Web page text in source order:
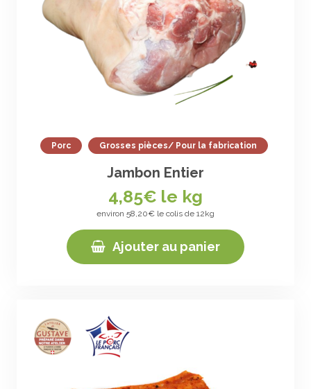
Porc Grosses pièces/ Pour la fabrication
Jambon Entier
4,85€ le kg
environ 58,20€ le colis de 12kg
Ajouter au panier